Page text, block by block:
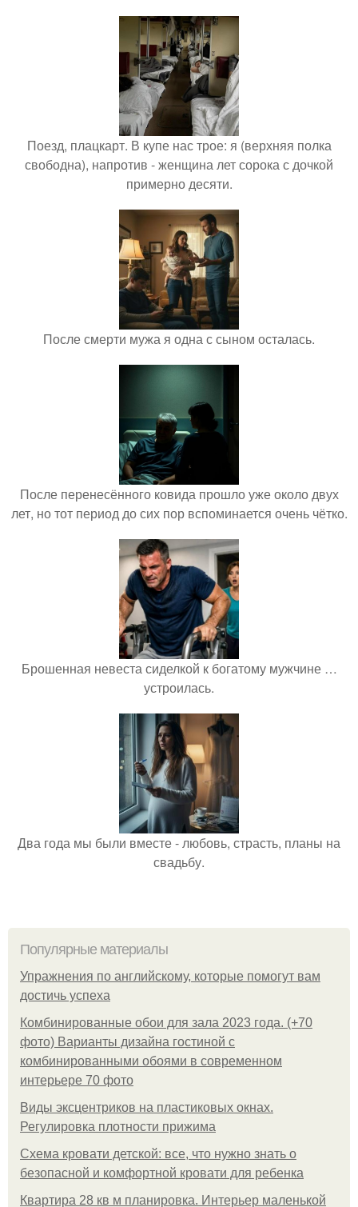
Поезд, плацкарт. В купе нас трое: я (верхняя полка
свободна), напротив - женщина лет сорока с дочкой
примерно десяти.
После смерти мужа я одна с сыном осталась.
После перенесённого ковида прошло уже около двух
лет, но тот период до сих пор вспоминается очень чётко.
Брошенная невеста сиделкой к богатому мужчине …
устроилась.
Два года мы были вместе - любовь, страсть, планы на
свадьбу.
Популярные материалы
Упражнения по английскому, которые помогут вам
достичь успеха
Комбинированные обои для зала 2023 года. (+70
фото) Варианты дизайна гостиной с
комбинированными обоями в современном
интерьере 70 фото
Виды эксцентриков на пластиковых окнах.
Регулировка плотности прижима
Схема кровати детской: все, что нужно знать о
безопасной и комфортной кровати для ребенка
Квартира 28 кв м планировка. Интерьер маленькой